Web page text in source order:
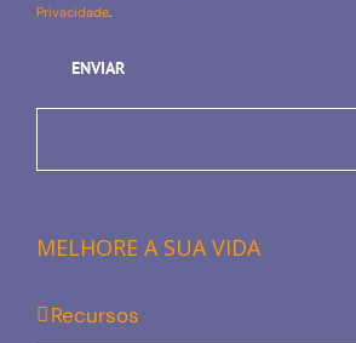
Privacidade.
MELHORE A SUA VIDA
Recursos